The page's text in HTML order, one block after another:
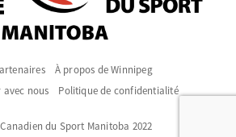
À propos de Winnipeg
nous
Politique de confidentialité
du Sport Manitoba 2022